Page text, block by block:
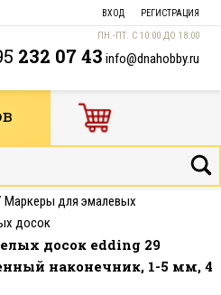
ВХОД РЕГИСТРАЦИЯ
ПН.-ПТ. С 10:00 ДО 18:00
232 07 43 info@dnahobby.ru
Маркеры для эмалевых
досок
досок edding 29
наконечник, 1-5 мм, 4